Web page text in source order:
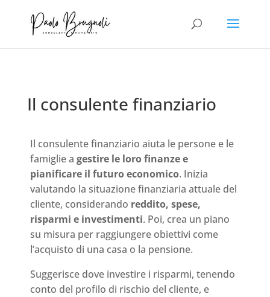
Il consulente finanziario
Il consulente finanziario aiuta le persone e le
famiglie a gestire le loro finanze e
pianificare il futuro economico. Inizia
valutando la situazione finanziaria attuale del
cliente, considerando reddito, spese,
risparmi e investimenti. Poi, crea un piano
su misura per raggiungere obiettivi come
l’acquisto di una casa o la pensione.
Suggerisce dove investire i risparmi, tenendo
conto del profilo di rischio del cliente, e